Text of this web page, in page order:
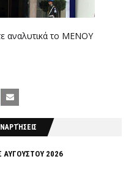
αναλυτικά το ΜΕΝΟΥ
2026